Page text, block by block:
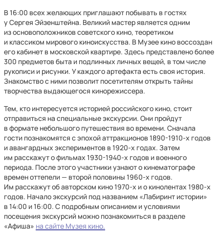
В 16:00 всех желающих приглашают побывать в гостях
у Сергея Эйзенштейна. Великий мастер является одним
из основоположников советского кино, теоретиком
и классиком мирового киноискусства. В Музее кино воссоздан
его кабинет в московской квартире. Здесь представлено более
300 предметов быта и подлинных личных вещей, в том числе
рукописи и рисунки. У каждого артефакта есть своя история.
Знакомство с ними позволит посетителям открыть тайны
творчества выдающегося кинорежиссера.
Тем, кто интересуется историей российского кино, стоит
отправиться на специальные экскурсии. Они пройдут
в формате небольшого путешествия во времени. Сначала
гости познакомятся с эпохой аттракционов 1890-1910-х годов
и авангардных экспериментов в 1920-х годах. Затем
им расскажут о фильмах 1930-1940-х годов и военного
периода. После этого участники узнают о кинематографе
времен оттепели — второй половины 1960-х годов.
Им расскажут об авторском кино 1970-х и о кинолентах 1980-х
годов. Начало экскурсий под названием «Лабиринт истории»
в 14:00 и 16:00. С подробным описанием и условиями
посещения экскурсий можно познакомиться в разделе
«Афиша» на сайте Музея кино.